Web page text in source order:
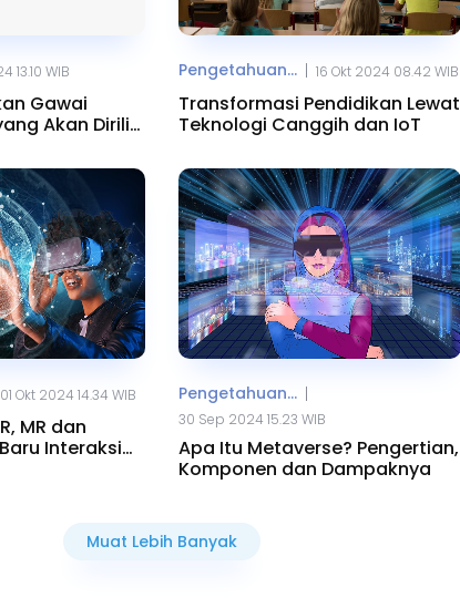
13.10 WIB
Gawai
Akan Dirilis
Pengetahuan... 16 Okt 2024 08.42 WIB
Transformasi Pendidikan Lewat
Teknologi Canggih dan IoT
01 Okt 2024 14.34 WIB
MR dan
Interaksi
Pengetahuan...
30 Sep 2024 15.23 WIB
Apa Itu Metaverse? Pengertian,
Komponen dan Dampaknya
Muat Lebih Banyak